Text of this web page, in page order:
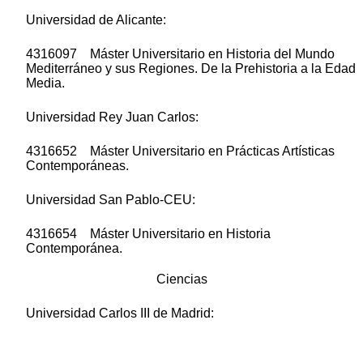
Universidad de Alicante:
4316097 Máster Universitario en Historia del Mundo
Mediterráneo y sus Regiones. De la Prehistoria a la Edad
Media.
Universidad Rey Juan Carlos:
4316652 Máster Universitario en Prácticas Artísticas
Contemporáneas.
Universidad San Pablo-CEU:
4316654 Máster Universitario en Historia
Contemporánea.
Ciencias
Universidad Carlos III de Madrid: